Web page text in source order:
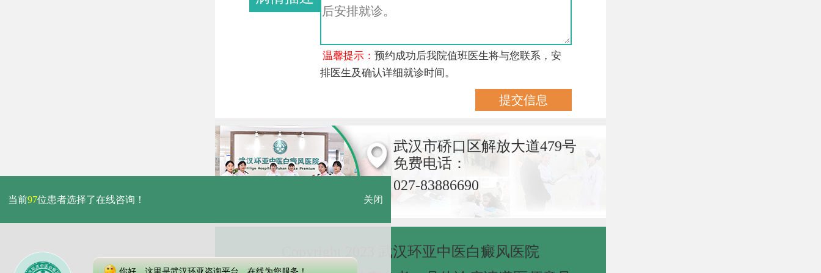
温馨提示：预约成功后我院值班医生将与您联系，安
排医生及确认详细就诊时间。
武汉市硚口区解放大道479号
免费电话：
027-83886690
Copyright 2023 武汉环亚中医白癜风医院
当前97位患者选择了在线咨询！ 关闭